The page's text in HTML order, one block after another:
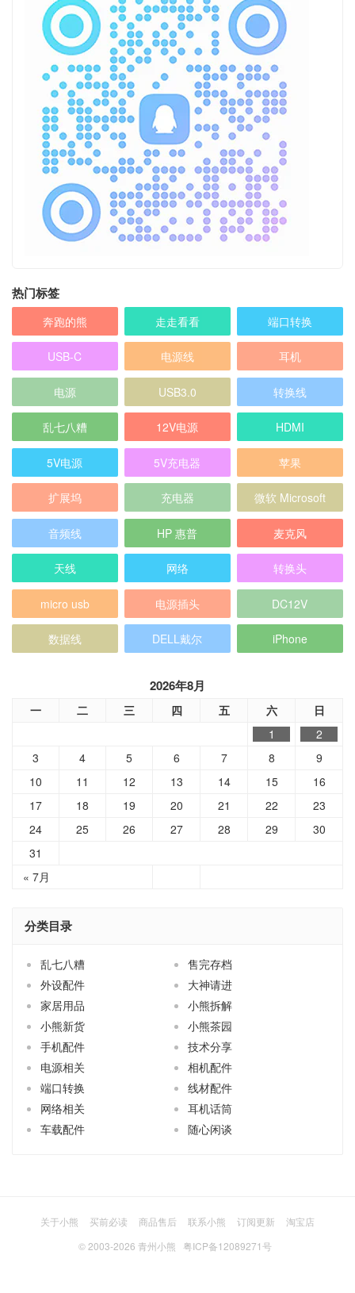
热门标签
奔跑的熊 走走看看 端口转换
USB-C 电源线 耳机
电源 USB3.0 转换线
乱七八糟 12V电源 HDMI
5V电源 5V充电器 苹果
扩展坞 充电器 微软 Microsoft
音频线 HP 惠普 麦克风
天线 网络 转换头
micro usb 电源插头 DC12V
数据线 DELL戴尔 iPhone
2026年8月
一 二 三 四 五 六 日
« 7月
1
2
3
4 5 6 7 8
9
10
11 12 13 14 15
16
17
18 19 20 21 22
23
24
25 26 27 28 29
30
31
分类目录
乱七八糟
售完存档
外设配件
大神请进
家居用品
小熊拆解
小熊新货
小熊茶园
手机配件
技术分享
电源相关
相机配件
端口转换
线材配件
网络相关
耳机话筒
车载配件
随心闲谈
关于小熊 买前必读 商品售后 联系小熊 订阅更新
淘宝店
© 2003-2026 青州小熊 粤ICP备12089271号